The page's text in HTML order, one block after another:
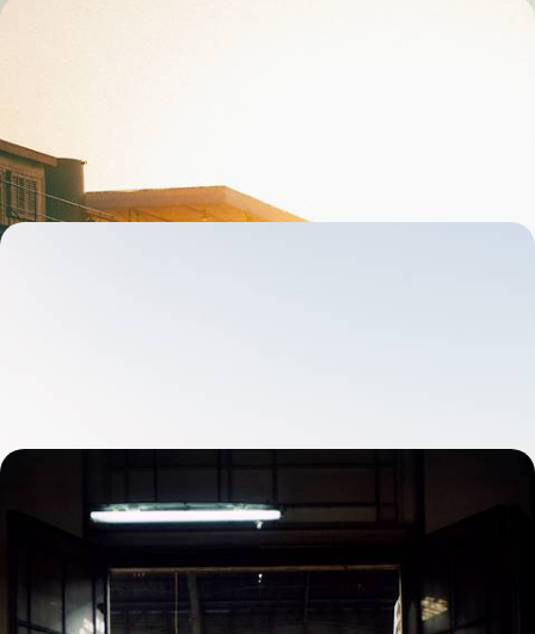
8 jours, de 5200 à 7000 €
Le Caire, croisière à bord de la Flâneuse du Nil
Accompagné d'un photographe de renom, (ré)apprendre la photo en
parcourant un pays exceptionnellement beau
10 jours, de 6800 à 8600 €